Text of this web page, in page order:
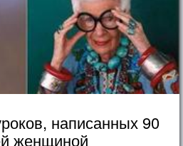
написанных 90
женщиной